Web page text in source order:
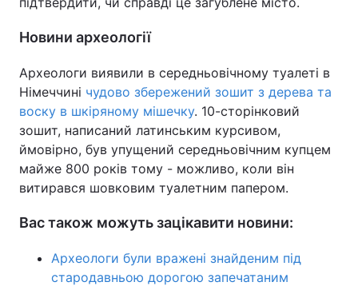
Новини археології
Археологи виявили в середньовічному туалеті в
Німеччині чудово збережений зошит з дерева та
воску в шкіряному мішечку. 10-сторінковий
зошит, написаний латинським курсивом,
ймовірно, був упущений середньовічним купцем
майже 800 років тому - можливо, коли він
витирався шовковим туалетним папером.
Вас також можуть зацікавити новини:
Археологи були вражені знайденим під
стародавньою дорогою запечатаним